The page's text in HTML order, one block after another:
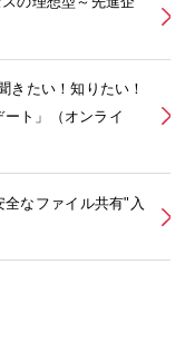
きたい！知りたい！
ト」（オンライ
なファイル共有"入